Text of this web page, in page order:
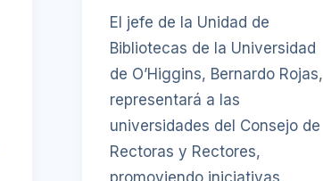
El jefe de la Unidad de
Bibliotecas de la Universidad
de O’Higgins, Bernardo Rojas,
representará a las
universidades del Consejo de
Rectoras y Rectores,